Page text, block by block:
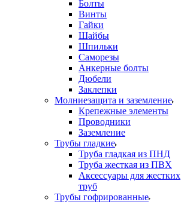
Болты
Винты
Гайки
Шайбы
Шпильки
Саморезы
Анкерные болты
Дюбели
Заклепки
Молниезащита и заземление
Крепежные элементы
Проводники
Заземление
Трубы гладкие
Труба гладкая из ПНД
Труба жесткая из ПВХ
Аксессуары для жестких
труб
Трубы гофрированные